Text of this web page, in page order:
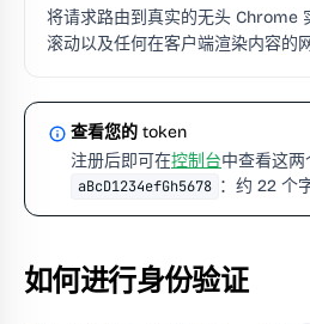
将请求路由到真实的无头 Chrome
滚动以及任何在客户端渲染内容的网
查看您的 token
注册后即可在控制台中查看这
aBcD1234efGh5678 ：约 22 个
如何进行身份验证